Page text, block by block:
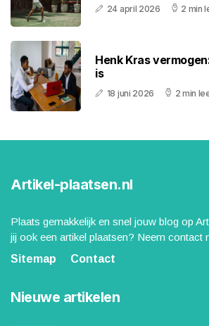
24 april 2026 2 min
Henk Kras
is
18 juni 2026 2 min
Artikel-plaatsen.nl
Plaats gemakkelijk en snel jouw blog op
jij ook een artikel plaatsen? Neem contact
Sitemap
Contact
Nieuwe artikelen